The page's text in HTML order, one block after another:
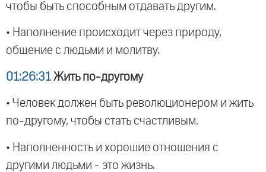
чтобы быть способным отдавать другим.
• Наполнение происходит через природу,
общение с людьми и молитву.
01:26:31 Жить по-другому
• Человек должен быть революционером и жить
по-другому, чтобы стать счастливым.
• Наполненность и хорошие отношения с
другими людьми - это жизнь.